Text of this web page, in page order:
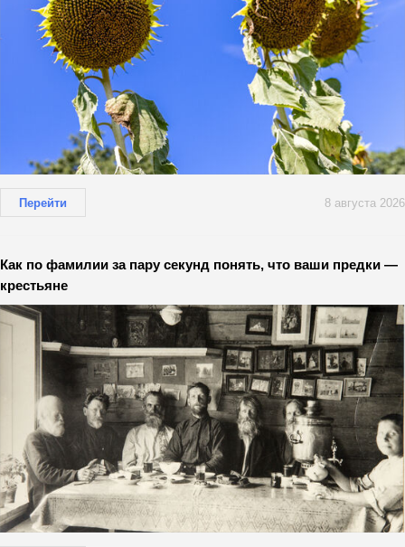
Перейти 8 августа 2026
Как по фамилии за пару секунд понять, что ваши предки —
крестьяне